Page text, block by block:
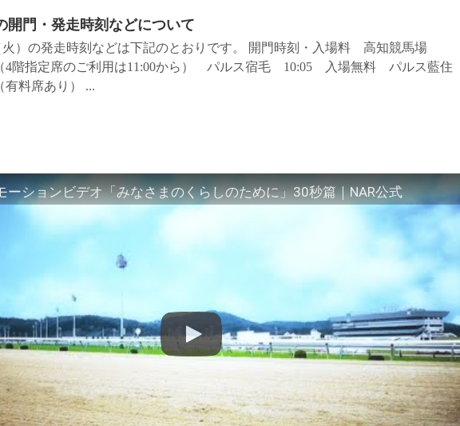
開門・発走時刻などについて
火）の発走時刻などは下記のとおりです。 開門時刻・入場料 高知競馬場
4階指定席のご利用は11:00から） パルス宿毛 10:05 入場無料 パルス藍住
料席あり） ...
ーションビデオ「みなさまのくらしのために」30秒篇｜NAR公式